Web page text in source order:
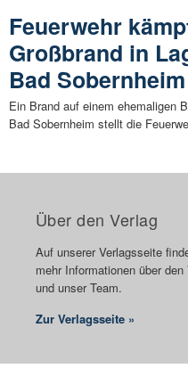
Feuerwehr
Großbrand in
Bad Sobernheim
Ein Brand auf einem ehemaligen
Bad Sobernheim stellt die
Über den Verlag
Auf unserer Verlagsseite
mehr Informationen über den
und unser Team.
Zur Verlagsseite »